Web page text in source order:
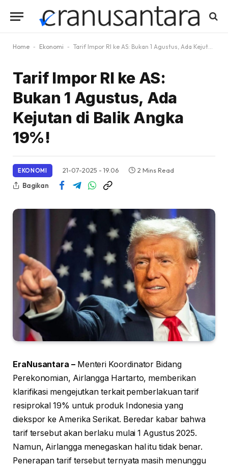
Home - Ekonomi - Tarif Impor RI ke AS: Bukan 1 Agustus, Ada Kejutan di Balik Angka 19%!
Tarif Impor RI ke AS:
Bukan 1 Agustus, Ada
Kejutan di Balik Angka
19%!
EKONOMI 21-07-2025 - 19.06
2 Mins Read
Bagikan
EraNusantara –Menteri Koordinator Bidang
Perekonomian, Airlangga Hartarto, memberikan
klarifikasi mengejutkan terkait pemberlakuan tarif
resiprokal 19% untuk produk Indonesia yang
diekspor ke Amerika Serikat. Beredar kabar bahwa
tarif tersebut akan berlaku mulai 1 Agustus 2025.
Namun, Airlangga menegaskan hal itu tidak benar.
Penerapan tarif tersebut ternyata masih menunggu